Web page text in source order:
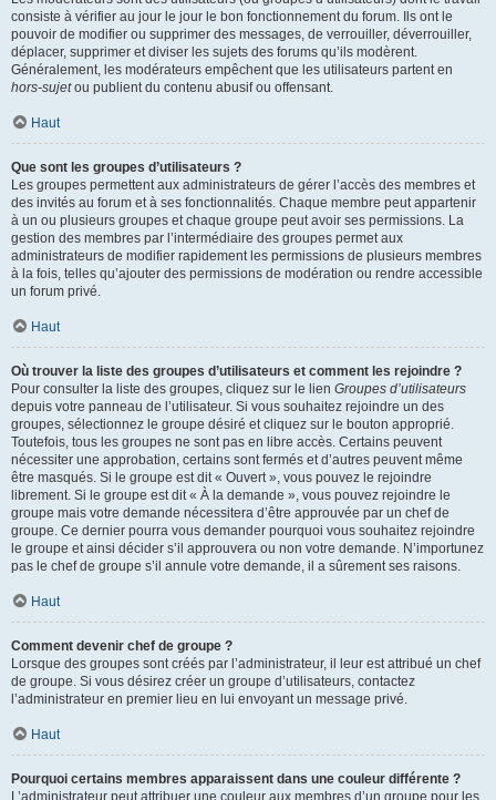
consiste à vérifier au jour le jour le bon fonctionnement du forum. Ils ont le
pouvoir de modifier ou supprimer des messages, de verrouiller, déverrouiller,
déplacer, supprimer et diviser les sujets des forums qu’ils modèrent.
Généralement, les modérateurs empêchent que les utilisateurs partent en
hors-sujetou publient du contenu abusif ou offensant.
Haut
Que sont les groupes d’utilisateurs ?
Les groupes permettent aux administrateurs de gérer l’accès des membres et
des invités au forum et à ses fonctionnalités. Chaque membre peut appartenir
à un ou plusieurs groupes et chaque groupe peut avoir ses permissions. La
gestion des membres par l’intermédiaire des groupes permet aux
administrateurs de modifier rapidement les permissions de plusieurs membres
à la fois, telles qu’ajouter des permissions de modération ou rendre accessible
un forum privé.
Haut
Où trouver la liste des groupes d’utilisateurs et comment les rejoindre ?
Pour consulter la liste des groupes, cliquez sur le lien Groupes d’utilisateurs
depuis votre panneau de l’utilisateur. Si vous souhaitez rejoindre un des
groupes, sélectionnez le groupe désiré et cliquez sur le bouton approprié.
Toutefois, tous les groupes ne sont pas en libre accès. Certains peuvent
nécessiter une approbation, certains sont fermés et d’autres peuvent même
être masqués. Si le groupe est dit « Ouvert », vous pouvez le rejoindre
librement. Si le groupe est dit « À la demande », vous pouvez rejoindre le
groupe mais votre demande nécessitera d’être approuvée par un chef de
groupe. Ce dernier pourra vous demander pourquoi vous souhaitez rejoindre
le groupe et ainsi décider s’il approuvera ou non votre demande. N’importunez
pas le chef de groupe s’il annule votre demande, il a sûrement ses raisons.
Haut
Comment devenir chef de groupe ?
Lorsque des groupes sont créés par l’administrateur, il leur est attribué un chef
de groupe. Si vous désirez créer un groupe d’utilisateurs, contactez
l’administrateur en premier lieu en lui envoyant un message privé.
Haut
Pourquoi certains membres apparaissent dans une couleur différente ?
L’administrateur peut attribuer une couleur aux membres d’un groupe pour les